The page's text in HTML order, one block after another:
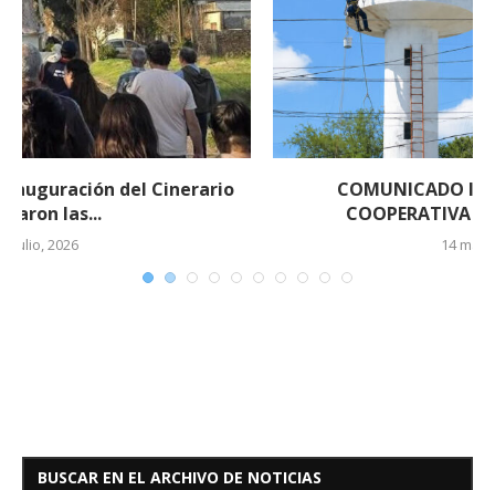
COMUNICADO IMPORTANTE DE LA
COOPERATIVA ELÉCTRICA DE EL...
BUSCAR EN EL ARCHIVO DE NOTICIAS